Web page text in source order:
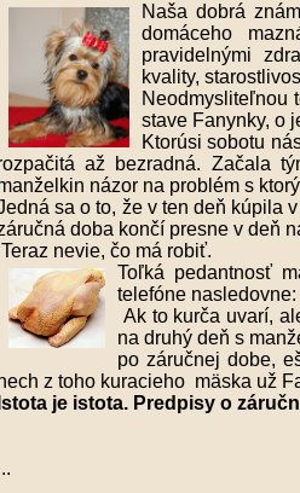
Naša dobrá
domáceho
pravidelnými
kvality,
Neodmysliteľnou
stave Fanynky, o
Ktorúsi sobotu
až bezradná. Začala
názor na problém s
sa o to, že v ten deň kúpila
doba končí presne v deň
Teraz nevie, čo má robiť.
Toľká pedantnosť
telefóne nasledovne:
Ak to kurča uvarí,
na druhý deň s
po záručnej dobe,
z toho kuracieho mäska už
Istota je istota. Predpisy o